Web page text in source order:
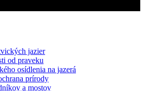
jazier
od praveku
osídlenia na jazerá
prírody
a mostov